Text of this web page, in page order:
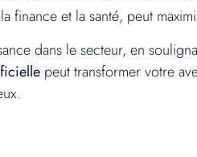
finance et la santé, peut
dans le secteur, en
peut transformer votre